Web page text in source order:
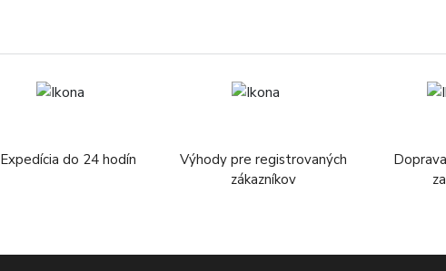
Expedícia do 24 hodín
Výhody pre registrovaných
zákazníkov